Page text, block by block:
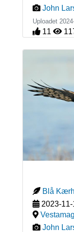
John
Uploadet
11
Blå
2023-11-
John